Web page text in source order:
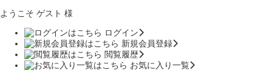
ようこそ ゲスト 様
ログイン
新規会員登録
閲覧履歴
お気に入り一覧